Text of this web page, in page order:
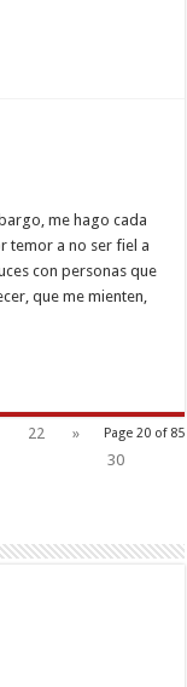
me hago cada
temor a no ser fiel a
con personas que
que me mienten,
Page 20 of 85
22
»
30